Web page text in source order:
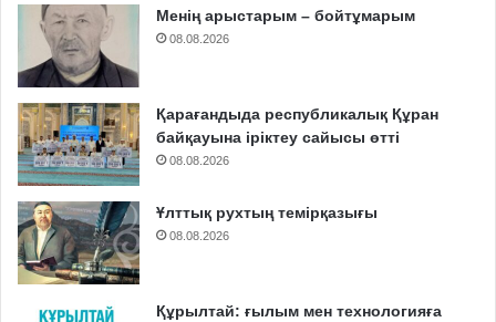
Менің арыстарым – бойтұмарым
08.08.2026
Қарағандыда республикалық Құран
байқауына іріктеу сайысы өтті
08.08.2026
Ұлттық рухтың темірқазығы
08.08.2026
Құрылтай: ғылым мен технологияға